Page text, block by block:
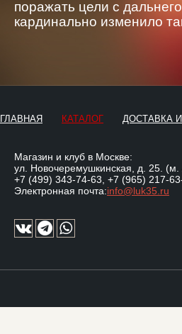
поражать цели с
кардинально изменило
ГЛАВНАЯ КАТАЛОГ ДОСТАВКА
Магазин и клуб в Москве:
ул. Новочеремушкинская, д. 25. (м.
+7 (499) 343-74-63 +7 (965) 217-
Электронная почта:info@luk35.ru